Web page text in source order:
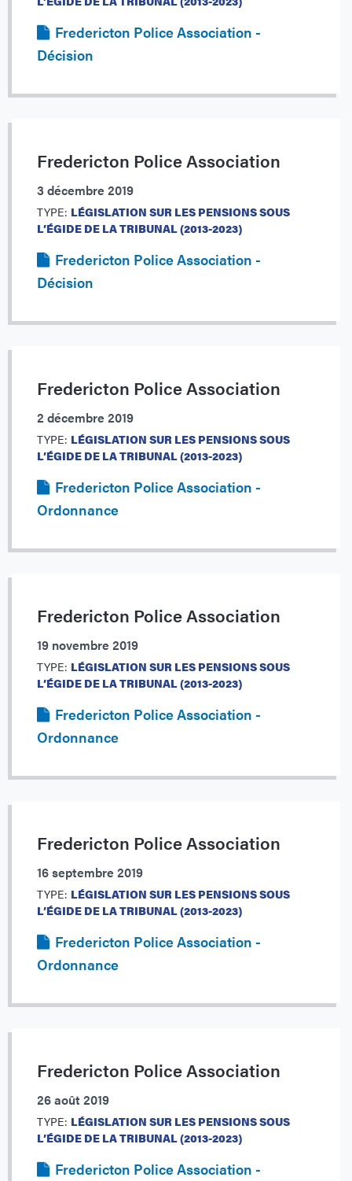
Fredericton Police Association -
Décision
Fredericton Police Association
3 décembre 2019
TYPE: LÉGISLATION SUR LES PENSIONS SOUS
L’ÉGIDE DE LA TRIBUNAL (2013-2023)
Fredericton Police Association -
Décision
Fredericton Police Association
2 décembre 2019
TYPE: LÉGISLATION SUR LES PENSIONS SOUS
L’ÉGIDE DE LA TRIBUNAL (2013-2023)
Fredericton Police Association -
Ordonnance
Fredericton Police Association
19 novembre 2019
TYPE: LÉGISLATION SUR LES PENSIONS SOUS
L’ÉGIDE DE LA TRIBUNAL (2013-2023)
Fredericton Police Association -
Ordonnance
Fredericton Police Association
16 septembre 2019
TYPE: LÉGISLATION SUR LES PENSIONS SOUS
L’ÉGIDE DE LA TRIBUNAL (2013-2023)
Fredericton Police Association -
Ordonnance
Fredericton Police Association
26 août 2019
TYPE: LÉGISLATION SUR LES PENSIONS SOUS
L’ÉGIDE DE LA TRIBUNAL (2013-2023)
Fredericton Police Association -